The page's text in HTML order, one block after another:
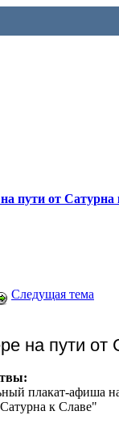
на пути от
Следущая тема
на пути от
плакат-афиша
к Славе"